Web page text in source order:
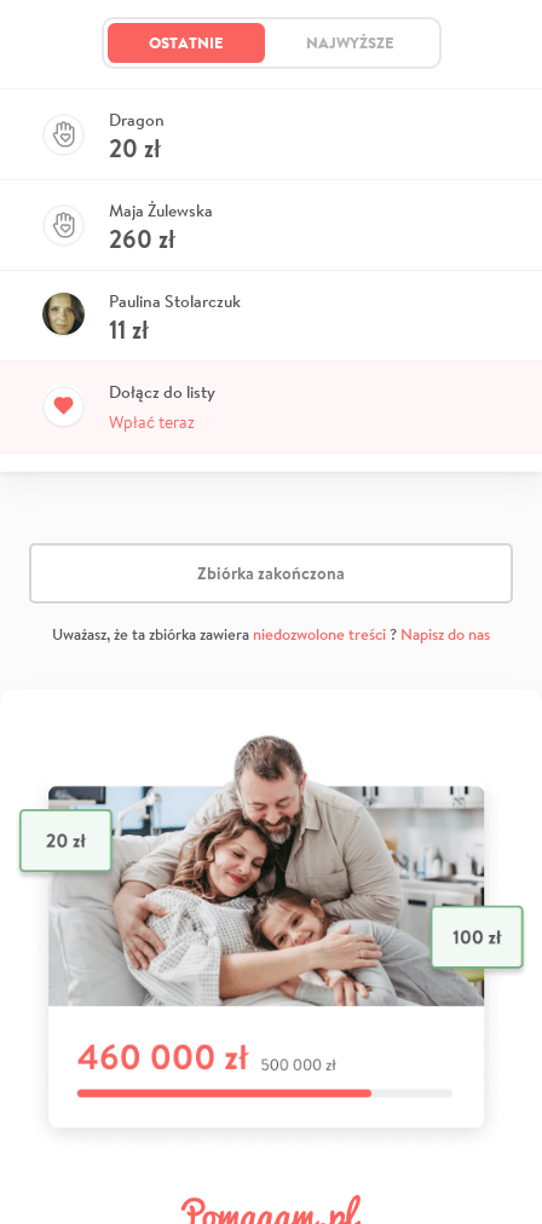
OSTATNIE NAJWYŻSZE
Dragon
20 zł
Maja Żulewska
260 zł
Paulina Stolarczuk
11 zł
Dołącz do listy
Wpłać teraz
Zbiórka zakończona
Uważasz, że ta zbiórka zawiera niedozwolone treści? Napisz do nas